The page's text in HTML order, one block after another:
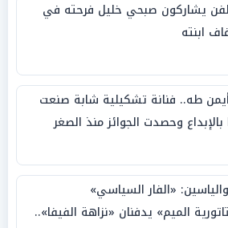
يشاركون صبحي خليل فرحته في
ابنته
أيمن طه.. فنانة تشكيلية شابة صنعت
وحصدت الجوائز منذ الصغر
«الفار السياسي»
الميم» يدفنان «نزاهة الفيفا»..